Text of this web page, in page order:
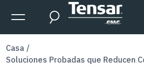
Skip to main content
Expanded Menu Toggle
Search
Casa
Soluciones Probadas que Reducen